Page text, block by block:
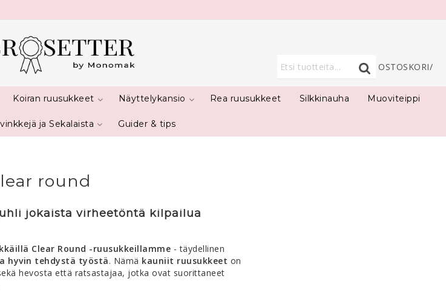
OSTOSKORI/
Koiran ruusukkeet Näyttelykansio Rea ruusukkeet Silkkinauha Muoviteippi
ja Sekalaista Guider & tips
round
jokaista virheetöntä kilpailua
Clear Round -ruusukkeillamme - täydellinen
hyvin tehdystä työstä. Nämä kauniit ruusukkeet on
hevosta että ratsastajaa, jotka ovat suorittaneet